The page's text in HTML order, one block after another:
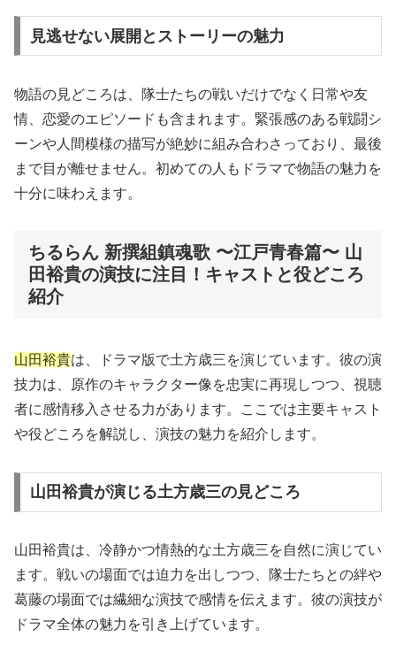
見逃せない展開とストーリーの魅力
物語の見どころは、隊士たちの戦いだけでなく日常や友
情、恋愛のエピソードも含まれます。緊張感のある戦闘シ
ーンや人間模様の描写が絶妙に組み合わさっており、最後
まで目が離せません。初めての人もドラマで物語の魅力を
十分に味わえます。
ちるらん 新撰組鎮魂歌 〜江戸青春篇〜 山
田裕貴の演技に注目！キャストと役どころ
紹介
山田裕貴は、ドラマ版で土方歳三を演じています。彼の演
技力は、原作のキャラクター像を忠実に再現しつつ、視聴
者に感情移入させる力があります。ここでは主要キャスト
や役どころを解説し、演技の魅力を紹介します。
山田裕貴が演じる土方歳三の見どころ
山田裕貴は、冷静かつ情熱的な土方歳三を自然に演じてい
ます。戦いの場面では迫力を出しつつ、隊士たちとの絆や
葛藤の場面では繊細な演技で感情を伝えます。彼の演技が
ドラマ全体の魅力を引き上げています。